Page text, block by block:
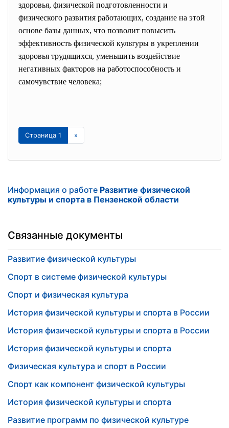
здоровья, физической подготовленности и
физического развития работающих, создание на этой
основе базы данных, что позволит повысить
эффективность физической культуры в укреплении
здоровья трудящихся, уменьшить воздействие
негативных факторов на работоспособность и
самочувствие человека;
Страница 1 »
Информация о работе Развитие физической
культуры и спорта в Пензенской области
Связанные документы
Развитие физической культуры
Спорт в системе физической культуры
Спорт и физическая культура
История физической культуры и спорта в России
История физической культуры и спорта в России
История физической культуры и спорта
Физическая культура и спорт в России
Спорт как компонент физической культуры
История физической культуры и спорта
Развитие программ по физической культуре